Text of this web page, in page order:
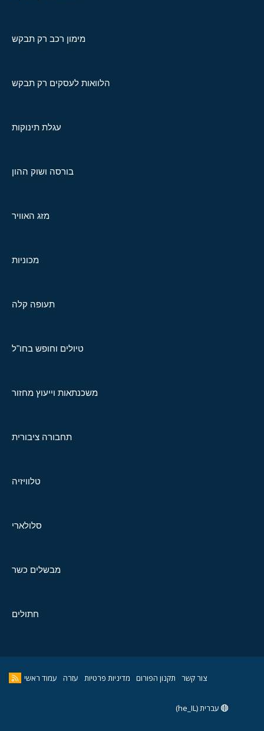
מימון רכב רק תבקש
הלוואות לעסקים רק תבקש
עגלת תינוקות
בורסה ושוק ההון
מזג האוויר
מכוניות
תעופה קלה
טיולים וחופש בחו"ל
משכנתאות וייעוץ מחזור
תחבורה ציבורית
טלוויזיה
סלולארי
מבשלים כשר
חתולים
צור קשר תקנון הפורום מדיניות פרטיות עזרה עמוד ראשי
עברית (he_IL)